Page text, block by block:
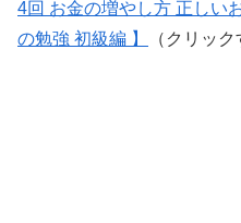
4回 お金の増やし方 正しい
の勉強 初級編 】
（クリッ